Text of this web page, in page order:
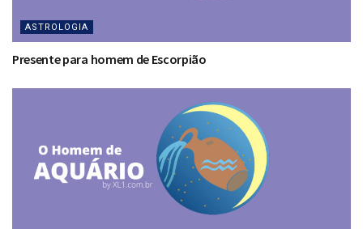
ASTROLOGIA
Presente para homem de Escorpião